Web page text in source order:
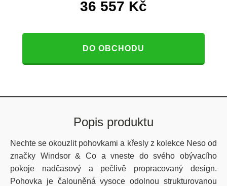
36 557 Kč
DO OBCHODU
Popis produktu
Nechte se okouzlit pohovkami a křesly z kolekce Neso od
značky Windsor & Co a vneste do svého obývacího
pokoje nadčasový a pečlivě propracovaný design.
Pohovka je čalouněná vysoce odolnou strukturovanou